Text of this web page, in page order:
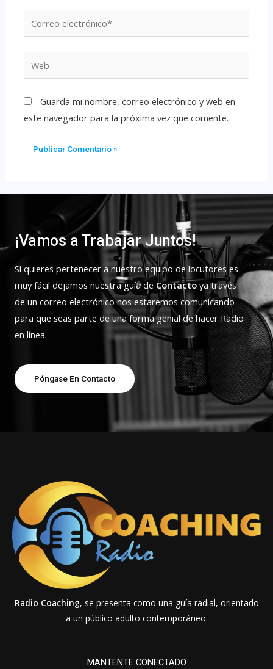
Guarda mi nombre, correo electrónico y web en
este navegador para la próxima vez que comente.
¡Vamos a Trabajar Juntos!
Si quieres pertenecer a nuestro equipo de locutores es
muy fácil dejamos nuestra guía de Contactoya través
de un correo electrónico nos estaremos comunicando
para que seas parte de una forma genial de hacer Radio
en línea.
Póngase En Contacto
Radio Coaching, se presenta como una guía radial, orientado
a un público adulto contemporáneo.
MANTENTE CONECTADO